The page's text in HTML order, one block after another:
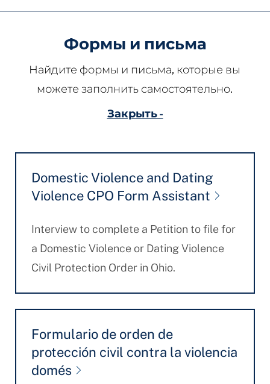
Формы и письма
Найдите формы и письма, которые вы
можете заполнить самостоятельно.
Закрыть -
Domestic Violence and Dating
Violence CPO Form Assistant
Interview to complete a Petition to file for
a Domestic Violence or Dating Violence
Civil Protection Order in Ohio.
Formulario de orden de
protección civil contra la violencia
domés